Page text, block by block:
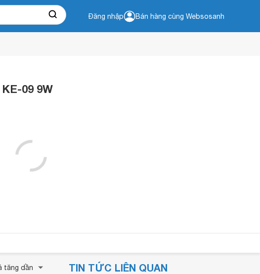
Đăng nhập Bán hàng cùng Websosanh
09 9W
tăng dần TIN TỨC LIÊN QUAN